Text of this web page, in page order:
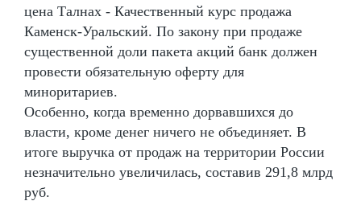
цена Талнах - Качественный курс продажа
Каменск-Уральский. По закону при продаже
существенной доли пакета акций банк должен
провести обязательную оферту для
миноритариев.
Особенно, когда временно дорвавшихся до
власти, кроме денег ничего не объединяет. В
итоге выручка от продаж на территории России
незначительно увеличилась, составив 291,8 млрд
руб.